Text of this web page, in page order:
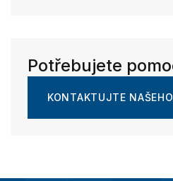
Potřebujete
KONTAKTUJTE